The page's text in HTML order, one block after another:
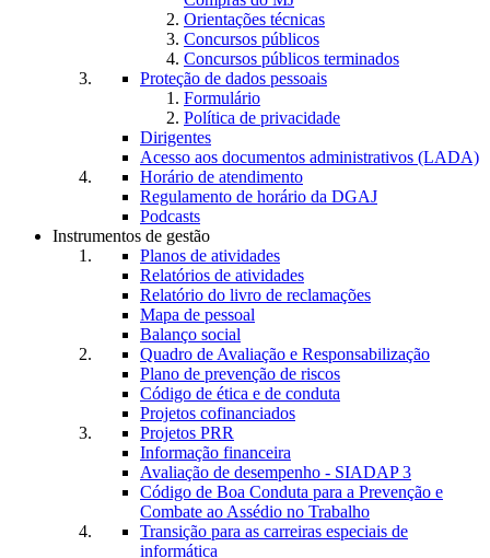
Orientações técnicas
Concursos públicos
Concursos públicos terminados
Proteção de dados pessoais
Formulário
Política de privacidade
Dirigentes
Acesso aos documentos administrativos (LADA)
Horário de atendimento
Regulamento de horário da DGAJ
Podcasts
Instrumentos de gestão
Planos de atividades
Relatórios de atividades
Relatório do livro de reclamações
Mapa de pessoal
Balanço social
Quadro de Avaliação e Responsabilização
Plano de prevenção de riscos
Código de ética e de conduta
Projetos cofinanciados
Projetos PRR
Informação financeira
Avaliação de desempenho - SIADAP 3
Código de Boa Conduta para a Prevenção e
Combate ao Assédio no Trabalho
Transição para as carreiras especiais de
informática